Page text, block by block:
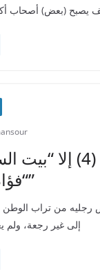
يصبح (بعض) أصحاب
أعداء الحرّية (4)
“فؤاد العجباني”
من تراب الوطن
إلى غير رجعة، ولم